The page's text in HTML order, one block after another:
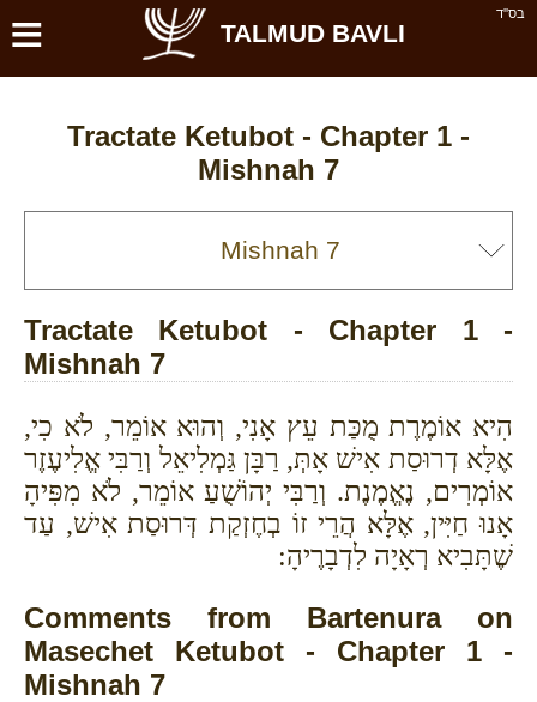
בס''ד ≡ TALMUD BAVLI
Tractate Ketubot - Chapter 1 -
Mishnah 7
Tractate Ketubot - Chapter 1 -
Mishnah 7
הִיא אוֹמֶרֶת מֻכַּת עֵץ אָנִי, וְהוּא אוֹמֵר, לֹא כִי,
אֶלָּא דְרוּסַת אִישׁ אָתְּ, רַבָּן גַּמְלִיאֵל וְרַבִּי אֱלִיעֶזֶר
אוֹמְרִים, נֶאֱמֶנֶת. וְרַבִּי יְהוֹשֻׁעַ אוֹמֵר, לֹא מִפִּיהָ
אָנוּ חַיִּין, אֶלָּא הֲרֵי זוֹ בְחֶזְקַת דְּרוּסַת אִישׁ, עַד
שֶׁתָּבִיא רְאָיָה לִדְבָרֶיהָ:
Comments from Bartenura on
Masechet Ketubot - Chapter 1 -
Mishnah 7